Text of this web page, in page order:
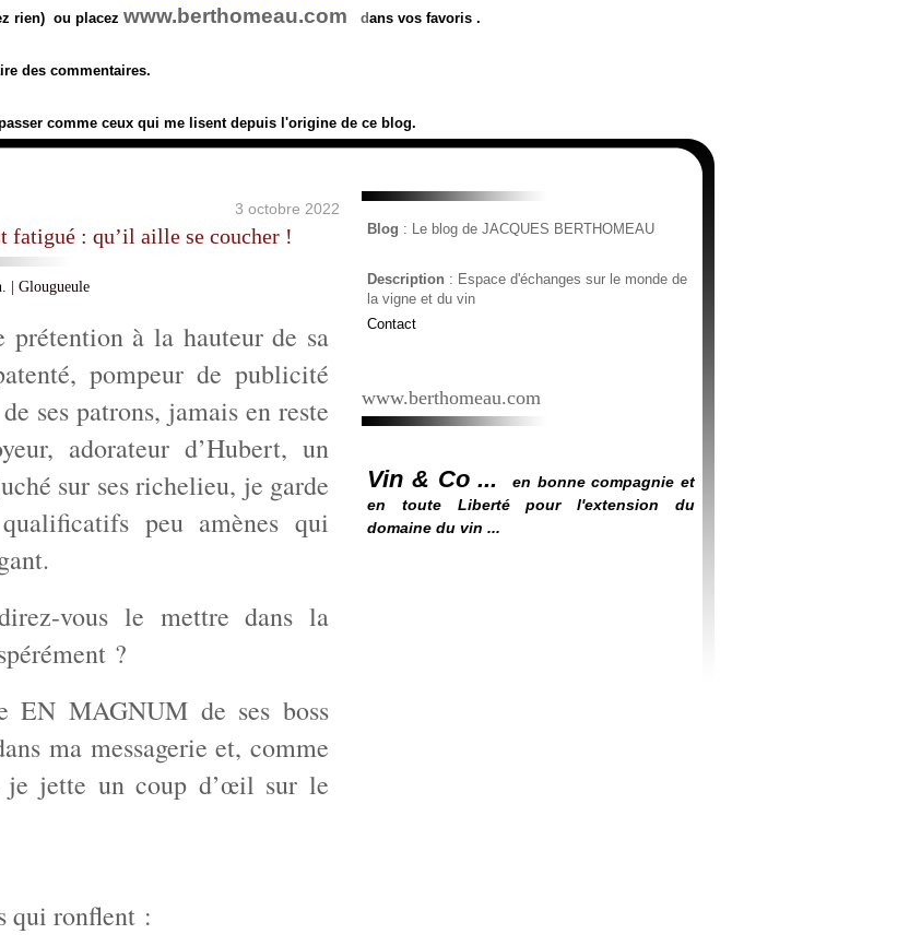
rien) ou placez www.berthomeau.com dans vos favoris .
des commentaires.
comme ceux qui me lisent depuis l'origine de ce blog.
3 octobre 2022
fatigué : qu’il aille se coucher !
prétention à la hauteur de sa
pompeur de publicité
ses patrons, jamais en reste
adorateur d’Hubert, un
sur ses richelieu, je garde
peu amènes qui
vous le mettre dans la
?
EN MAGNUM de ses boss
ma messagerie et, comme
je jette un coup d’œil sur le
qui ronflent :
Blog : Le blog de JACQUES BERTHOMEAU
Description : Espace d'échanges sur le monde de
la vigne et du vin
Contact
www.berthomeau.com
Vin & Co ...
en bonne compagnie et
en toute Liberté pour l'extension du
domaine du vin ...